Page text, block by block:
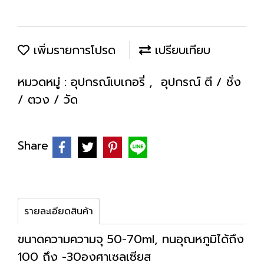
เพิ่มรายการโปรด
เปรียบเทียบ
หมวดหมู่ : อุปกรณ์เบเกอรี่ , อุปกรณ์ ตี / ชั่ง
/ ตวง / วัด
Share
รายละเอียดสินค้า
ขนาดความความจุ 50-70ml, ทนอุณหภูมิได้ถึง
100 ถึง -30องศาเซลเซียส